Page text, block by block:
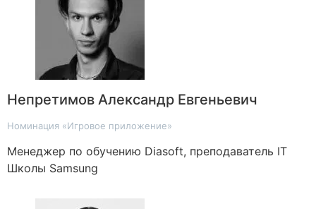
Непретимов Александр Евгеньевич
Номинация «Игровое приложение»
Менеджер по обучению Diasoft, преподаватель IT
Школы Samsung